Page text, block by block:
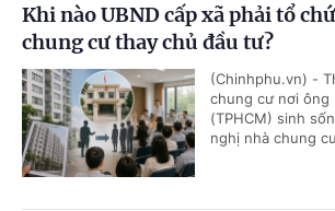
Khi nào UBND cấp xã phải tổ
chung cư thay chủ đầu tư?
(Chinhphu.vn) -
chung cư nơi ông
(TPHCM) sinh
nghị nhà chung